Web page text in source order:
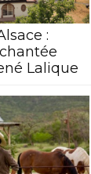
:
Lalique